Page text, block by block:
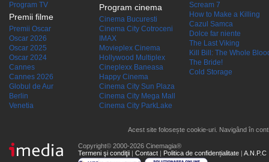
Program TV
Premii filme
Premii Oscar
Oscar 2026
Oscar 2025
Oscar 2024
Cannes
Cannes 2026
Globul de Aur
Berlin
Venetia
Program cinema
Cinema Bucuresti
Cinema City Cotroceni
IMAX
Movieplex Cinema
Hollywood Multiplex
Cineplexx Baneasa
Happy Cinema
Cinema City Sun Plaza
Cinema City Mega Mall
Cinema City ParkLake
Scream 7
How to Make a Killing
Cazul Samca
Dolce far niente
The Last Viking
Kill Bill: The Whole
The Bride!
Cold Storage
Acest site folosește cookie-uri. Navigând în
Copyright© 2000-2026 Cinemagia®
Termeni şi condiţii | Contact | Politica de confidențialitate | A.N.P.C